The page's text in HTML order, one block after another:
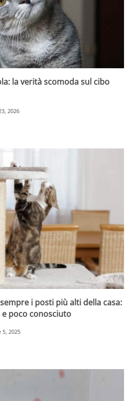
la verità scomoda sul cibo
2026
i posti più alti della casa:
poco conosciuto
5, 2025